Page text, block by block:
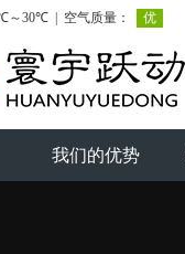
我们的优势